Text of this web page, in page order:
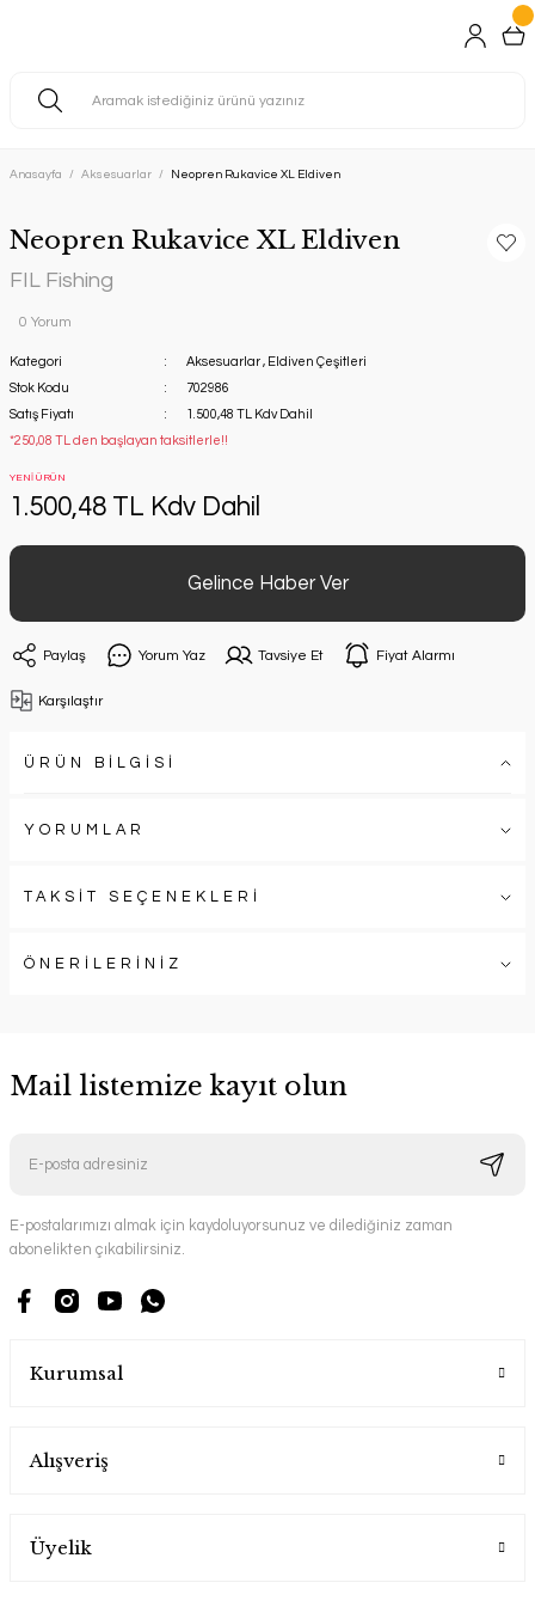
Anasayfa Aksesuarlar Neopren Rukavice XL Eldiven
Neopren Rukavice XL Eldiven
FIL Fishing
0 Yorum
Kategori Aksesuarlar , Eldiven Çeşitleri
Stok Kodu
702986
Satış Fiyatı
1.500,48 TL Kdv Dahil
*250,08 TL den başlayan taksitlerle!!
YENİ ÜRÜN
1.500,48 TL Kdv Dahil
Gelince Haber Ver
Paylaş Yorum Yaz Tavsiye Et Fiyat Alarmı
Karşılaştır
ÜRÜN BİLGİSİ
YORUMLAR
TAKSİT SEÇENEKLERİ
ÖNERİLERİNİZ
Mail listemize kayıt olun
E-postalarımızı almak için kaydoluyorsunuz ve dilediğiniz zaman
abonelikten çıkabilirsiniz.
Kurumsal
Alışveriş
Üyelik